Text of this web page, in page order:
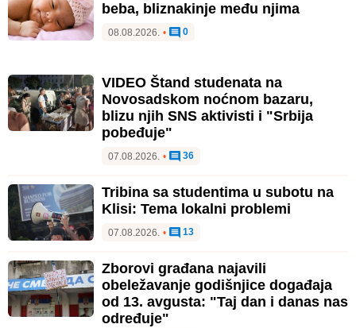
beba, bliznakinje među njima
08.08.2026. • 0
VIDEO Štand studenata na
Novosadskom noćnom bazaru,
blizu njih SNS aktivisti i "Srbija
pobeđuje"
07.08.2026. • 36
Tribina sa studentima u subotu na
Klisi: Tema lokalni problemi
07.08.2026. • 13
Zborovi građana najavili
obeležavanje godišnjice događaja
od 13. avgusta: "Taj dan i danas nas
određuje"